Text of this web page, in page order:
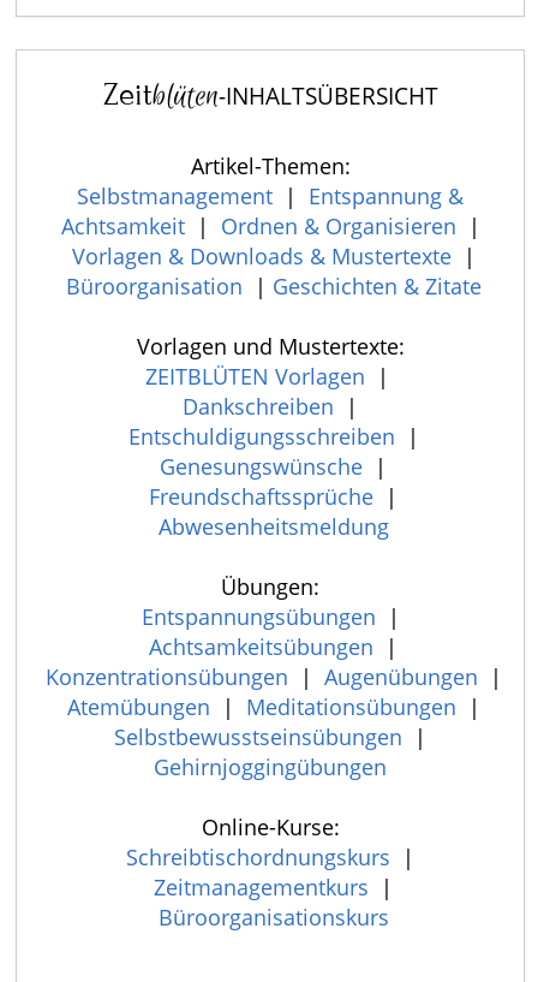
Zeitblüten-INHALTSÜBERSICHT
Artikel-Themen:
Selbstmanagement | Entspannung &
Achtsamkeit| Ordnen & Organisieren |
Vorlagen & Downloads & Mustertexte|
Büroorganisation | Geschichten & Zitate
Vorlagen und Mustertexte:
ZEITBLÜTEN Vorlagen |
Dankschreiben |
Entschuldigungsschreiben |
Genesungswünsche |
Freundschaftssprüche |
Abwesenheitsmeldung
Übungen:
Entspannungsübungen |
Achtsamkeitsübungen |
Konzentrationsübungen | Augenübungen |
Atemübungen | Meditationsübungen |
Selbstbewusstseinsübungen |
Gehirnjoggingübungen
Online-Kurse:
Schreibtischordnungskurs |
Zeitmanagementkurs |
Büroorganisationskurs